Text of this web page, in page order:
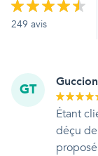
249 avis
GT
Étant
déçu